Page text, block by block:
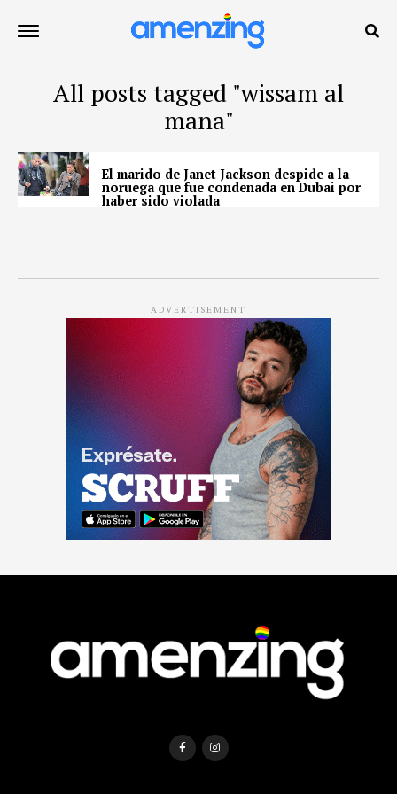
All posts tagged "wissam al
mana"
El marido de Janet Jackson despide a la
noruega que fue condenada en Dubai por
haber sido violada
ADVERTISEMENT